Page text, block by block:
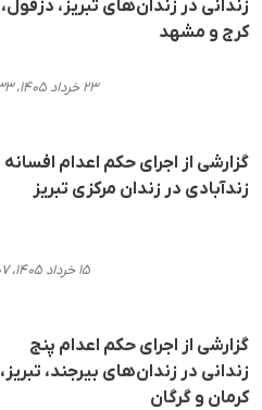
زندانی در زندان‌های تبریز، دزفول،
کرج و مشهد
۲۳ خرداد ۱۴۰۵، ۲۲:۳۳
گزارشی از اجرای حکم اعدام افسانه
زندآبادی در زندان مرکزی تبریز
۱۵ خرداد ۱۴۰۵، ۱۵:۰۷
گزارشی از اجرای حکم اعدام پنج
زندانی در زندان‌های بیرجند، تبریز،
کرمان و گرگان